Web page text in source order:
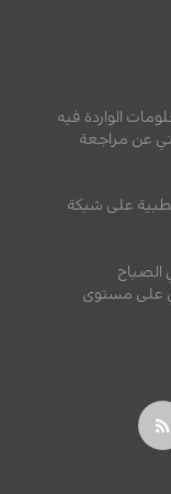
الواردة فيه
عن مراجعة
على شبكة
الصباح
على مستوى